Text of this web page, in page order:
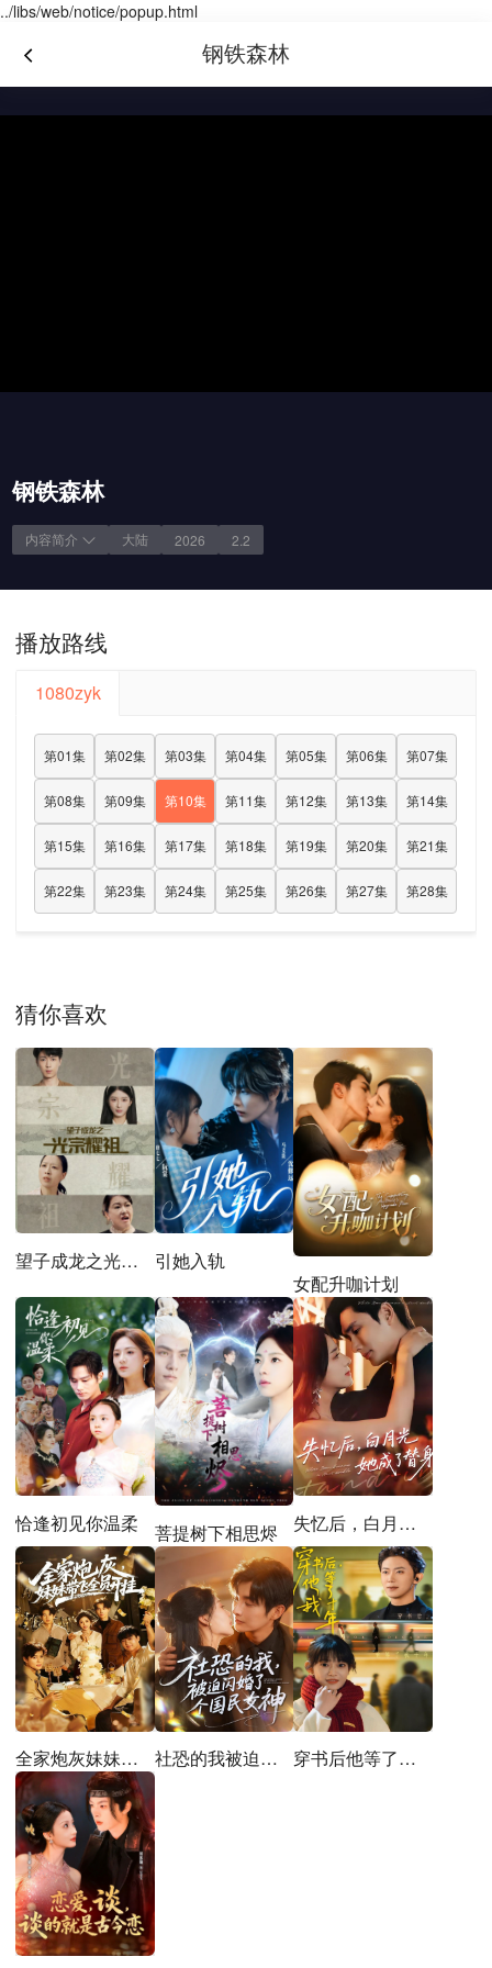
../libs/web/notice/popup.html
钢铁森林
钢铁森林
内容简介 大陆 2026 2.2
播放路线
1080zyk
第01集 第02集 第03集 第04集 第05集 第06集 第07集
第08集 第09集 第10集 第11集 第12集 第13集 第14集
第15集 第16集 第17集 第18集 第19集 第20集 第21集
第22集 第23集 第24集 第25集 第26集 第27集 第28集
猜你喜欢
望子成龙之光宗耀祖
引她入轨
女配升咖计划
恰逢初见你温柔 菩提树下相思烬 失忆后，白月光她成了替身
全家炮灰妹妹带飞全员开挂 社恐的我被迫闪婚了个国民女神 穿书后他等了我十年